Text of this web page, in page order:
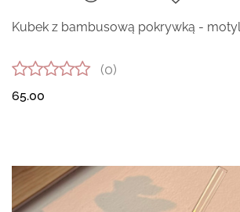
Kubek z bambusową pokrywką -
(0)
65.00